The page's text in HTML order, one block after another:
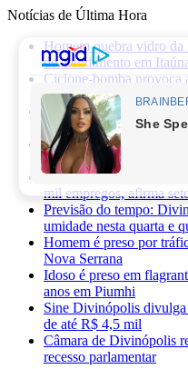
Notícias de Última Hora
Homem quebra vidro da
de atendimento em
Ciclone-bomba provoca
veja os impactos
Homem morre após
metros durante
PRF apreende 75 mil
prende motorista na BR-
Novas regras da CNH já
mil empregos, afirma
Previsão do tempo:
umidade nesta quarta e
Homem é preso por
Nova Serrana
Idoso é preso em
anos em Piumhi
Sine Divinópolis divulga
de até R$ 4,5 mil
Câmara de Divinópolis
recesso parlamentar